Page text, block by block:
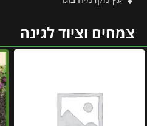
צמחים וציוד לגינה